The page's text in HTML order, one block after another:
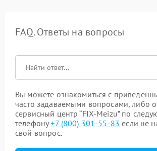
FAQ. Ответы на вопросы
Вы можете ознакомиться с
часто задаваемыми вопросами, либо
сервисный центр “FIX-Meizu” по
телефону+7 (800) 301-55-83 если не
свой вопрос.